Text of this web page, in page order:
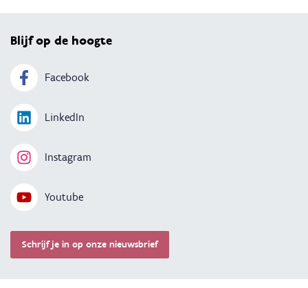
Blijf op de hoogte
Facebook
LinkedIn
Instagram
Youtube
Schrijf je in op onze nieuwsbrief